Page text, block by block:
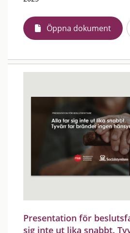
Öppna dokument
Presentation för
sig inte ut lika snabbt.